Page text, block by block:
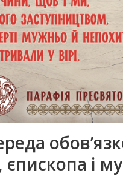
єпископа і